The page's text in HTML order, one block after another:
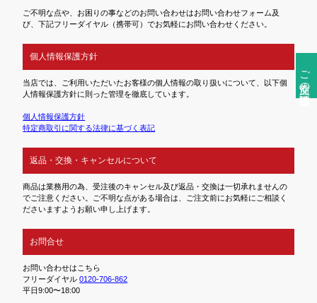
ご注文前の確認事項
ご不明な点や、お困りの事などのお問い合わせはお問い合わせフォーム及
び、下記フリーダイヤル（携帯可）でお気軽にお問い合わせください。
個人情報保護方針
当店では、ご利用いただいたお客様の個人情報の取り扱いについて、以下個
人情報保護方針に則った管理を徹底しています。
個人情報保護方針
特定商取引に関する法律に基づく表記
返品・交換・キャンセルについて
商品は業務用の為、受注後のキャンセル及び返品・交換は一切承れませんの
でご注意ください。ご不明な点がある場合は、ご注文前にお気軽にご相談く
ださいますようお願い申し上げます。
お問合せ
お問い合わせはこちら
フリーダイヤル0120-706-862
平日9:00〜18:00